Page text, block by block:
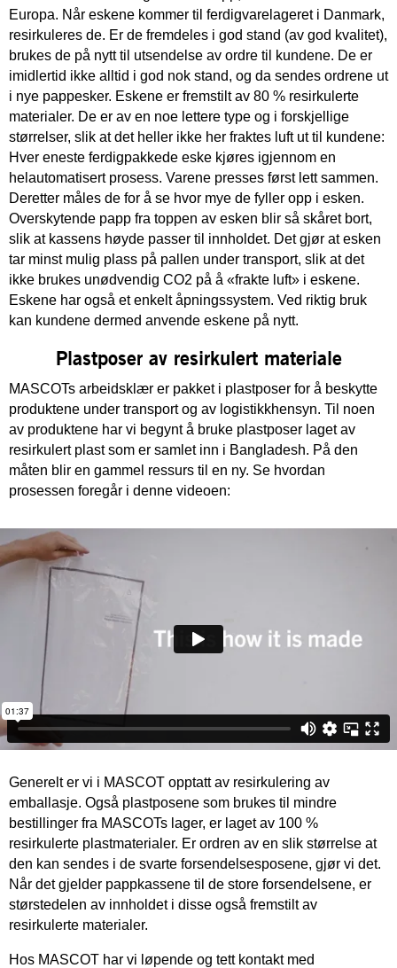
Europa. Når eskene kommer til ferdigvarelageret i Danmark,
resirkuleres de. Er de fremdeles i god stand (av god kvalitet),
brukes de på nytt til utsendelse av ordre til kundene. De er
imidlertid ikke alltid i god nok stand, og da sendes ordrene ut
i nye pappesker. Eskene er fremstilt av 80 % resirkulerte
materialer. De er av en noe lettere type og i forskjellige
størrelser, slik at det heller ikke her fraktes luft ut til kundene:
Hver eneste ferdigpakkede eske kjøres igjennom en
helautomatisert prosess. Varene presses først lett sammen.
Deretter måles de for å se hvor mye de fyller opp i esken.
Overskytende papp fra toppen av esken blir så skåret bort,
slik at kassens høyde passer til innholdet. Det gjør at esken
tar minst mulig plass på pallen under transport, slik at det
ikke brukes unødvendig CO2 på å «frakte luft» i eskene.
Eskene har også et enkelt åpningssystem. Ved riktig bruk
kan kundene dermed anvende eskene på nytt.
Plastposer av resirkulert materiale
MASCOTs arbeidsklær er pakket i plastposer for å beskytte
produktene under transport og av logistikkhensyn. Til noen
av produktene har vi begynt å bruke plastposer laget av
resirkulert plast som er samlet inn i Bangladesh. På den
måten blir en gammel ressurs til en ny. Se hvordan
prosessen foregår i denne videoen:
Generelt er vi i MASCOT opptatt av resirkulering av
emballasje. Også plastposene som brukes til mindre
bestillinger fra MASCOTs lager, er laget av 100 %
resirkulerte plastmaterialer. Er ordren av en slik størrelse at
den kan sendes i de svarte forsendelsesposene, gjør vi det.
Når det gjelder pappkassene til de store forsendelsene, er
størstedelen av innholdet i disse også fremstilt av
resirkulerte materialer.
Hos MASCOT har vi løpende og tett kontakt med